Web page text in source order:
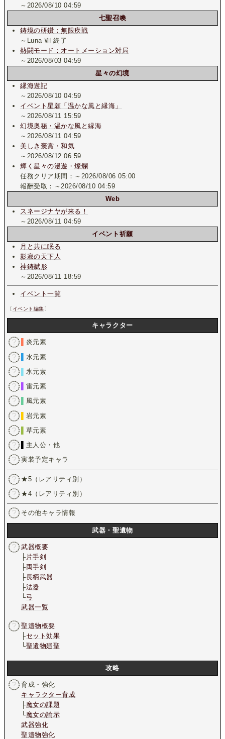
～2026/08/10 04:59
七聖召喚
鋳境の研鑽：無限疾戦
～Luna Ⅷ 終了
熱闘モード：オートメーション対局
～2026/08/03 04:59
星々の幻境
縁海遊記
～2026/08/10 04:59
イベント星願「温かな風と縁海」
～2026/08/11 15:59
幻境奥秘・温かな風と縁海
～2026/08/11 04:59
美しき褒賞・和気
～2026/08/12 06:59
輝く星々の漫遊・燦爛
任務クリア期間：～2026/08/06 05:00
報酬受取：～2026/08/10 04:59
Web
スネージナヤが来る！
～2026/08/11 04:59
イベント祈願
月と共に眠る
影寂の天下人
神鋳賦形
～2026/08/11 18:59
イベント一覧
〔 イベント編集〕
キャラクター
炎元素
水元素
氷元素
雷元素
風元素
岩元素
草元素
主人公・他
実装予定キャラ
★5（レアリティ別）
★4（レアリティ別）
その他キャラ情報
武器・聖遺物
武器概要
├片手剣
├両手剣
├長柄武器
├法器
└弓
武器一覧
聖遺物概要
├セット効果
└聖遺物廻聖
攻略
育成・強化
キャラクター育成
├魔女の課題
└魔女の諭示
武器強化
聖遺物強化